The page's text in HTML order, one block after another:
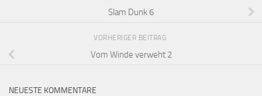
Slam Dunk 6
VORHERIGER BEITRAG
Vom Winde verweht 2
NEUESTE KOMMENTARE